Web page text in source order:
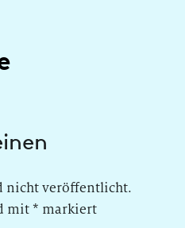
nicht veröffentlicht.
mit* markiert